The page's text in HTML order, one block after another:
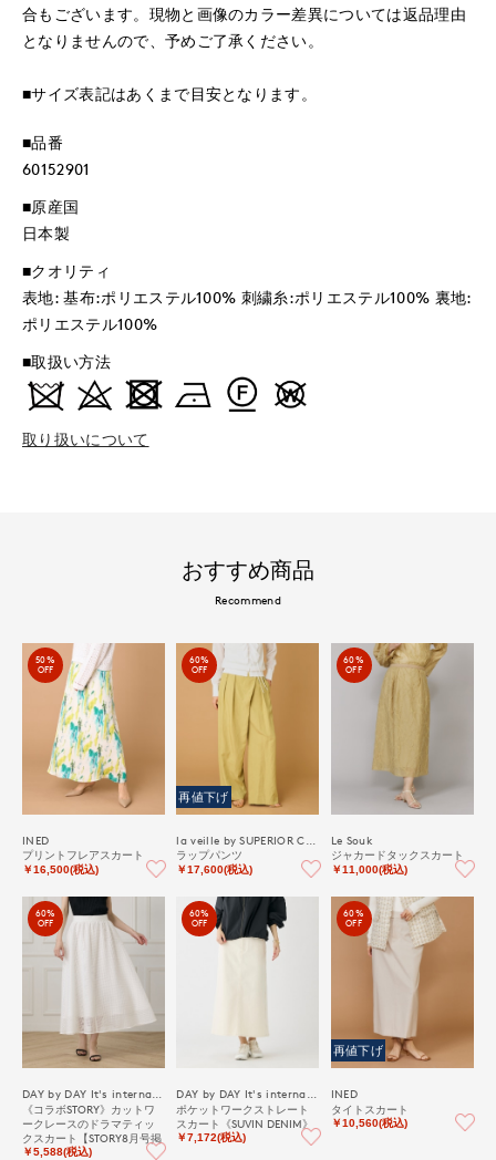
合もございます。現物と画像のカラー差異については返品理由
となりませんので、予めご了承ください。
■サイズ表記はあくまで目安となります。
■品番
60152901
■原産国
日本製
■クオリティ
表地: 基布:ポリエステル100% 刺繍糸:ポリエステル100% 裏地:
ポリエステル100%
■取扱い方法
取り扱いについて
おすすめ商品
Recommend
50%
OFF
INED
プリントフレアスカート
￥16,500(税込)
60%
OFF
再値下げ
ラップパンツ
￥17,600(税込)
60%
OFF
Le Souk
ジャカードタックスカート
￥11,000(税込)
60%
OFF
《コラボSTORY》カットワ
ークレースのドラマティッ
クスカート【STORY8月号掲
載】
￥5,588(税込)
60%
OFF
ポケットワークストレート
スカート《SUVIN DENIM》
￥7,172(税込)
60%
OFF
再値下げ
INED
タイトスカート
￥10,560(税込)